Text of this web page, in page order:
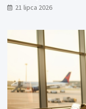
21 lipca 2026